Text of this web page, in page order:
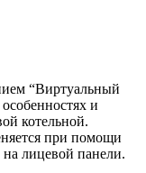
“Виртуальный
и
котельной.
при помощи
на лицевой панели.